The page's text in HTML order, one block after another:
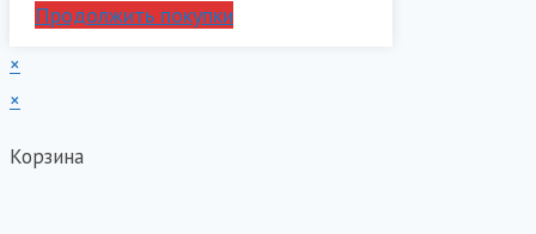
Продолжить покупки
×
×
Корзина